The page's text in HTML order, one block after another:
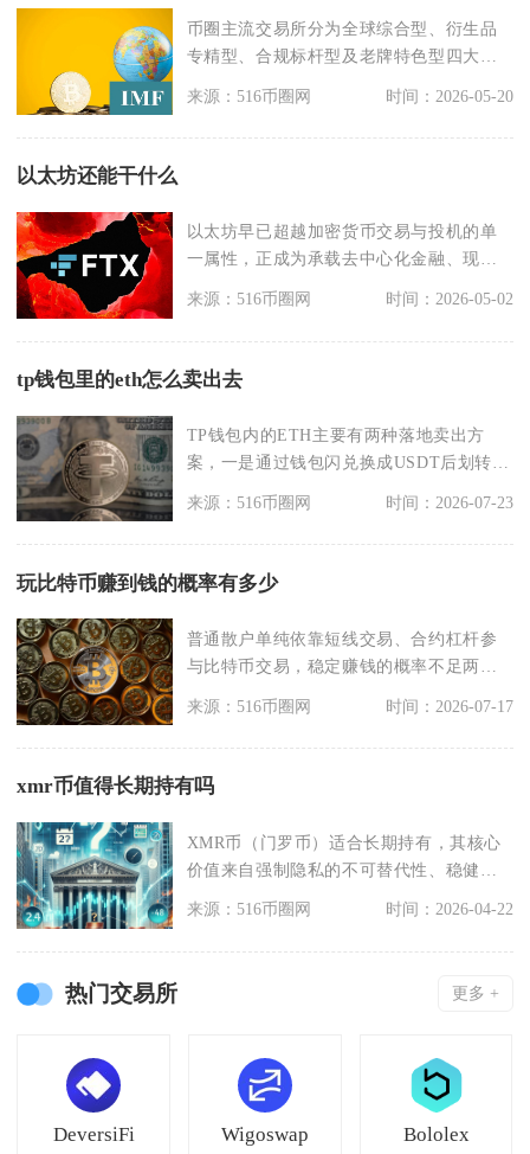
币圈主流交易所分为全球综合型、衍生品
专精型、合规标杆型及老牌特色型四大
来源：516币圈网 时间：2026-05-20
以太坊还能干什么
以太坊早已超越加密货币交易与投机的单
一属性，正成为承载去中心化金融、现实
世界资产代币化、数
来源：516币圈网 时间：2026-05-02
tp钱包里的eth怎么卖出去
TP钱包内的ETH主要有两种落地卖出方
案，一是通过钱包闪兑换成USDT后划转至
来源：516币圈网 时间：2026-07-23
玩比特币赚到钱的概率有多少
普通散户单纯依靠短线交易、合约杠杆参
与比特币交易，稳定赚钱的概率不足两
来源：516币圈网 时间：2026-07-17
xmr币值得长期持有吗
XMR币（门罗币）适合长期持有，其核心
价值来自强制隐私的不可替代性、稳健技
术迭代与社区韧性
来源：516币圈网 时间：2026-04-22
热门交易所 更多 +
DeversiFi Wigoswap Bololex